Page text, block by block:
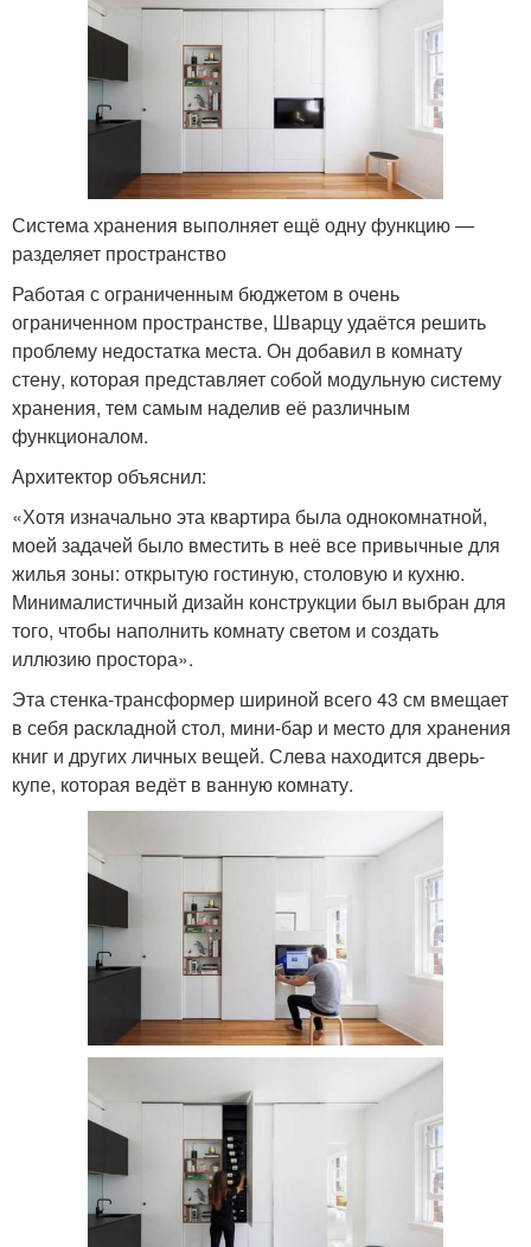
Система хранения выполняет ещё одну функцию —
разделяет пространство
Работая с ограниченным бюджетом в очень
ограниченном пространстве, Шварцу удаётся решить
проблему недостатка места. Он добавил в комнату
стену, которая представляет собой модульную систему
хранения, тем самым наделив её различным
функционалом.
Архитектор объяснил:
«Хотя изначально эта квартира была однокомнатной,
моей задачей было вместить в неё все привычные для
жилья зоны: открытую гостиную, столовую и кухню.
Минималистичный дизайн конструкции был выбран для
того, чтобы наполнить комнату светом и создать
иллюзию простора».
Эта стенка-трансформер шириной всего 43 см вмещает
в себя раскладной стол, мини-бар и место для хранения
книг и других личных вещей. Слева находится дверь-
купе, которая ведёт в ванную комнату.